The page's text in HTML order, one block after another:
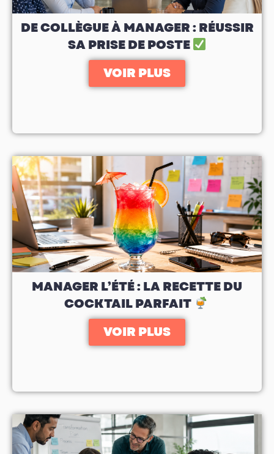
DE COLLÈGUE À MANAGER : RÉUSSIR
SA PRISE DE POSTE
VOIR PLUS
MANAGER L’ÉTÉ : LA RECETTE DU
COCKTAIL PARFAIT
VOIR PLUS